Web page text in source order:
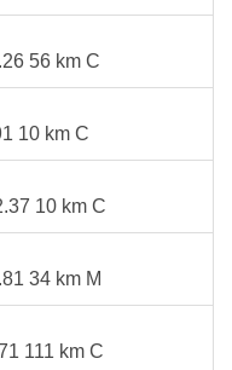
56 km C
10 km C
10 km C
34 km M
111 km C